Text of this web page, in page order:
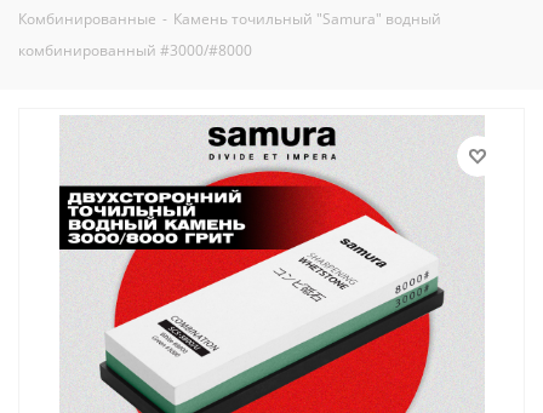
Комбинированные - Камень точильный "Samura" водный
комбинированный #3000/#8000